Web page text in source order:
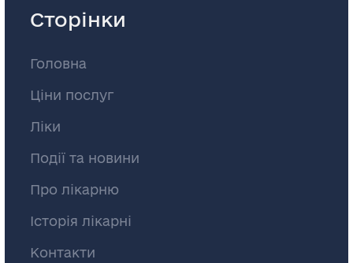
Сторінки
Головна
Ціни послуг
Ліки
Події та новини
Про лікарню
Історія лікарні
Контакти